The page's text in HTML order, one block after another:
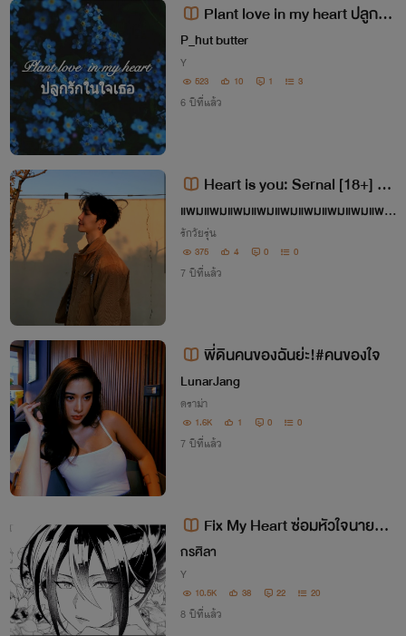
Plant love in my heart ปลูกรัก
ในใจเธอ
P_hut butter
Y
523 10 1 3
6 ปีที่แล้ว
Heart is you: Sernal [18+] พ
นันได้เลยว่าคุณเลือกผม
แพมแพมแพมแพมแพมแพมแพมแพมแพม
แพม
รักวัยรุ่น
375 4 0 0
7 ปีที่แล้ว
พี่ดินคนของฉันย่ะ!#คนของใจ
LunarJang
ดราม่า
1.6K 1 0 0
7 ปีที่แล้ว
Fix My Heart ซ่อมหัวใจนายคน
สวย
กรศิลา
Y
10.5K 38 22 20
8 ปีที่แล้ว